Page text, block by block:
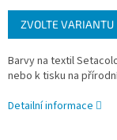
Měrná
cena:
ZVOLTE VARIANTU
Barvy na textil
nebo k tisku na
Detailní informace